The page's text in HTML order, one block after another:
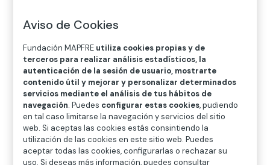
ActividadRaimundo de Madrazo
1924. Otros surrealismos
Aviso de Cookies
Fundación MAPFRE utiliza cookies propias y de
terceros para realizar análisis estadísticos, la
autenticación de la sesión de usuario, mostrarte
contenido útil y mejorar y personalizar determinados
servicios mediante el análisis de tus hábitos de
navegación. Puedes configurar estas cookies, pudiendo
en tal caso limitarse la navegación y servicios del sitio
web. Si aceptas las cookies estás consintiendo la
utilización de las cookies en este sitio web. Puedes
aceptar todas las cookies, configurarlas o rechazar su
uso. Si deseas más información, puedes consultar